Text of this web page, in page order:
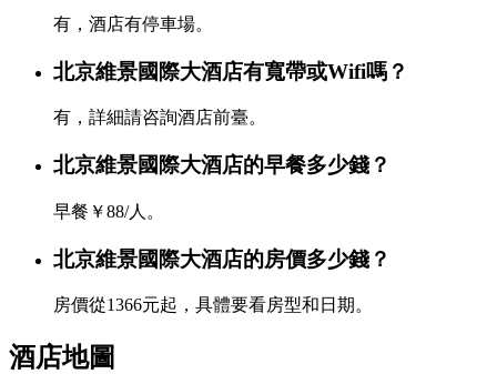
有，酒店有停車場。
北京維景國際大酒店有寬帶或Wifi嗎？
有，詳細請咨詢酒店前臺。
北京維景國際大酒店的早餐多少錢？
早餐￥88/人。
北京維景國際大酒店的房價多少錢？
房價從1366元起，具體要看房型和日期。
酒店地圖